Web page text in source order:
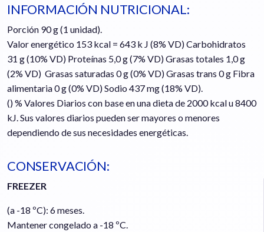
INFORMACIÓN NUTRICIONAL:
Porción 90 g (1 unidad).
Valor energético 153 kcal = 643 k J (8% VD) Carbohidratos
31 g (10% VD) Proteínas 5,0 g (7% VD) Grasas totales 1,0 g
(2% VD) Grasas saturadas 0 g (0% VD) Grasas trans 0 g Fibra
alimentaria 0 g (0% VD) Sodio 437 mg (18% VD).
() % Valores Diarios con base en una dieta de 2000 kcal u 8400
kJ. Sus valores diarios pueden ser mayores o menores
dependiendo de sus necesidades energéticas.
CONSERVACIÓN:
FREEZER
(a -18 ºC): 6 meses.
Mantener congelado a -18 ºC.